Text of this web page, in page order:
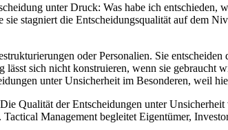
unter Druck: Was habe ich entschieden,
stagniert die Entscheidungsqualität auf dem
oder Personalien. Sie
sich nicht konstruieren, wenn sie gebraucht
unter Unsicherheit im Besonderen, weil
Qualität der Entscheidungen unter
Management begleitet Eigentümer,